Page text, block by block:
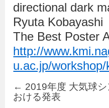
directional dark
Ryuta Kobayashi
The Best Poster
http://
u.ac.jp/
← 2019年度 大気球
おける発表